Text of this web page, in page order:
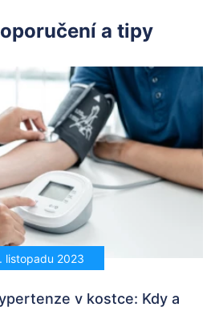
a tipy
listopadu 2023
v kostce: Kdy a